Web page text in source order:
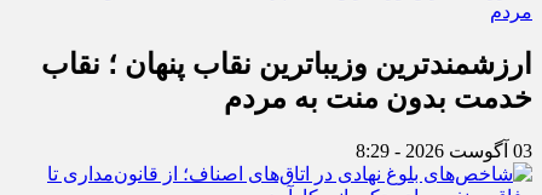
ارزشمندترین وزیباترین نقاب پنهان ؛ نقاب
خدمت بدون منت به مردم
03 آگوست 2026 - 8:29